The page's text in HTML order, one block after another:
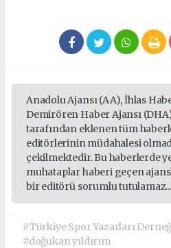
Anadolu Ajansı (AA), İhlas
Demirören Haber Ajansı
tarafından eklenen tüm
editörlerinin müdahalesi
çekilmektedir. Bu haberlerde
muhataplar haberi geçen
bir editörü sorumlu tutulamaz...
#Türkiye Spor Yazarları
#doğukan yıldırım